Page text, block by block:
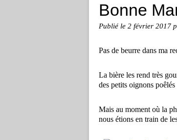
Bonne
Publié le 2 février 2017
Pas de beurre dans ma
La bière les rend très
des petits oignons
Mais au moment où la
nous étions en train de